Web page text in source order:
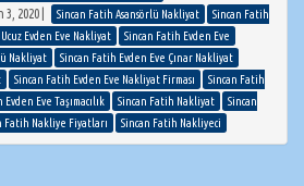
3, 2020 Sincan Fatih Asansörlü Nakliyat
Sincan Fatih
Evden Eve Nakliyat
Sincan Fatih Evden Eve
Nakliyat
Sincan Fatih Evden Eve Çınar Nakliyat
Sincan Fatih Evden Eve Nakliyat Firması
Sincan Fatih
Eve Taşımacılık Sincan Fatih Nakliyat
Sincan
Fatih Nakliye Fiyatları Sincan Fatih Nakliyeci